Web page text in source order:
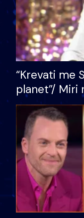
“Krevati me
planet”/
bukura në
mungojë